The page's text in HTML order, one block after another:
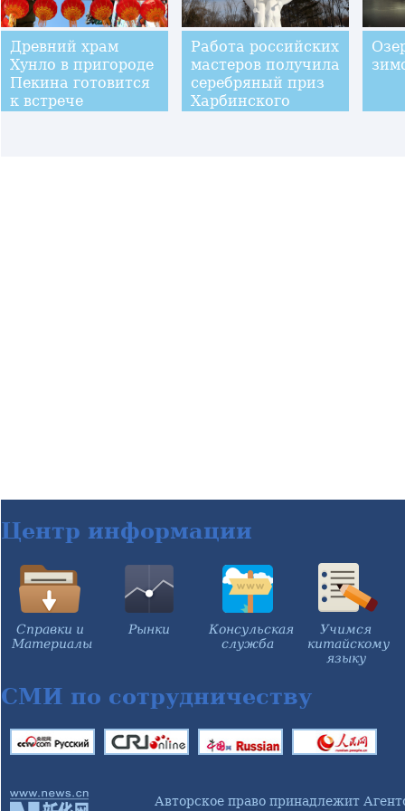
Древний храм
Хунло в пригороде
Пекина готовится
к встрече
Работа российских
мастеров получила
серебряный приз
Харбинского
Центр информации
Справки и
Материалы
Рынки
Консульская
служба
Учимся
китайскому
языку
СМИ по сотрудничеству
Авторское право принадлежит